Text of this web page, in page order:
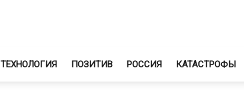
ТЕХНОЛОГИЯ ПОЗИТИВ РОССИЯ КАТАСТРОФЫ